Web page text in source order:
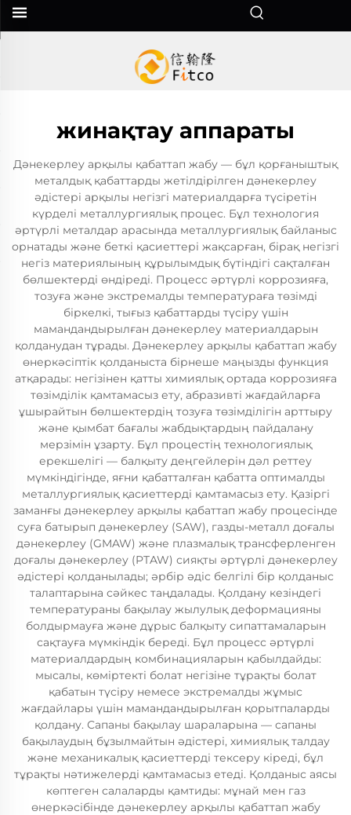
жинақтау аппараты
Дәнекерлеу арқылы қабаттап жабу — бұл қорғаныштық
металдық қабаттарды жетілдірілген дәнекерлеу
әдістері арқылы негізгі материалдарға түсіретін
күрделі металлургиялық процес. Бұл технология
әртүрлі металдар арасында металлургиялық байланыс
орнатады және беткі қасиеттері жақсарған, бірақ негізгі
негіз материялының құрылымдық бүтіндігі сақталған
бөлшектерді өндіреді. Процесс әртүрлі коррозияға,
тозуға және экстремалды температураға төзімді
біркелкі, тығыз қабаттарды түсіру үшін
мамандандырылған дәнекерлеу материалдарын
қолданудан тұрады. Дәнекерлеу арқылы қабаттап жабу
өнеркәсіптік қолданыста бірнеше маңызды функция
атқарады: негізінен қатты химиялық ортада коррозияға
төзімділік қамтамасыз ету, абразивті жағдайларға
ұшырайтын бөлшектердің тозуға төзімділігін арттыру
және қымбат бағалы жабдықтардың пайдалану
мерзімін ұзарту. Бұл процестің технологиялық
ерекшелігі — балқыту деңгейлерін дәл реттеу
мүмкіндігінде, яғни қабатталған қабатта оптималды
металлургиялық қасиеттерді қамтамасыз ету. Қазіргі
заманғы дәнекерлеу арқылы қабаттап жабу процесінде
суға батырып дәнекерлеу (SAW), газды-металл доғалы
дәнекерлеу (GMAW) және плазмалық трансферленген
доғалы дәнекерлеу (PTAW) сияқты әртүрлі дәнекерлеу
әдістері қолданылады; әрбір әдіс белгілі бір қолданыс
талаптарына сәйкес таңдалады. Қолдану кезіндегі
температураны бақылау жылулық деформацияны
болдырмауға және дұрыс балқыту сипаттамаларын
сақтауға мүмкіндік береді. Бұл процесс әртүрлі
материалдардың комбинацияларын қабылдайды:
мысалы, көміртекті болат негізіне тұрақты болат
қабатын түсіру немесе экстремалды жұмыс
жағдайлары үшін мамандандырылған қорытпаларды
қолдану. Сапаны бақылау шараларына — сапаны
бақылаудың бұзылмайтын әдістері, химиялық талдау
және механикалық қасиеттерді тексеру кіреді, бұл
тұрақты нәтижелерді қамтамасыз етеді. Қолданыс аясы
көптеген салаларды қамтиды: мұнай мен газ
өнеркәсібінде дәнекерлеу арқылы қабаттап жабу